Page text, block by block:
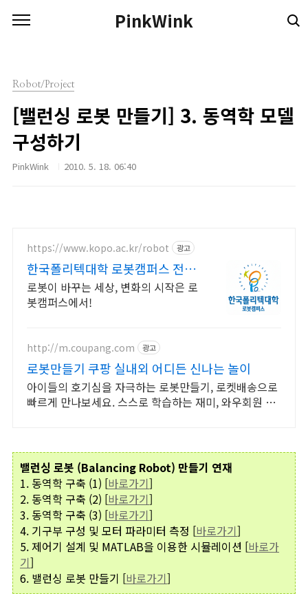
PinkWink
Robot/Project
[밸런싱 로봇 만들기] 3. 동역학 모델
구성하기
PinkWink 2010. 5. 18. 06:40
https://www.kopo.ac.kr/robot 광고
한국폴리텍대학 로봇캠퍼스 전국
유일의 로봇특성화 대학
로봇이 바꾸는 세상, 변화의 시작은 로
봇캠퍼스에서!
http://m.coupang.com 광고
로봇만들기 쿠팡 실내외 어디든 신나는 놀이
아이들의 호기심을 자극하는 로봇만들기, 로켓배송으로
빠르게 만나보세요. 스스로 학습하는 재미, 와우회원 캐
밸런싱 로봇 (Balancing Robot) 만들기 연재
1. 동역학 구축 (1) [바로가기]
2. 동역학 구축 (2) [바로가기]
3. 동역학 구축 (3) [바로가기]
4. 기구부 구성 및 모터 파라미터 측정 [바로가기]
5. 제어기 설계 및 MATLAB을 이용한 시뮬레이션 [바로가
기]
6. 밸런싱 로봇 만들기 [바로가기]